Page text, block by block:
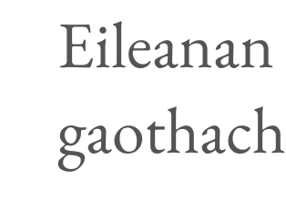
Eileanan
gaothach